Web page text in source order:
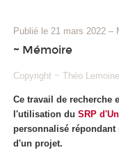
Publié le 21 mars 2022 –
~ Mémoire
Copyright ~ Théo
Ce travail de recherche
l'utilisation du SRP
personnalisé
d'un projet.